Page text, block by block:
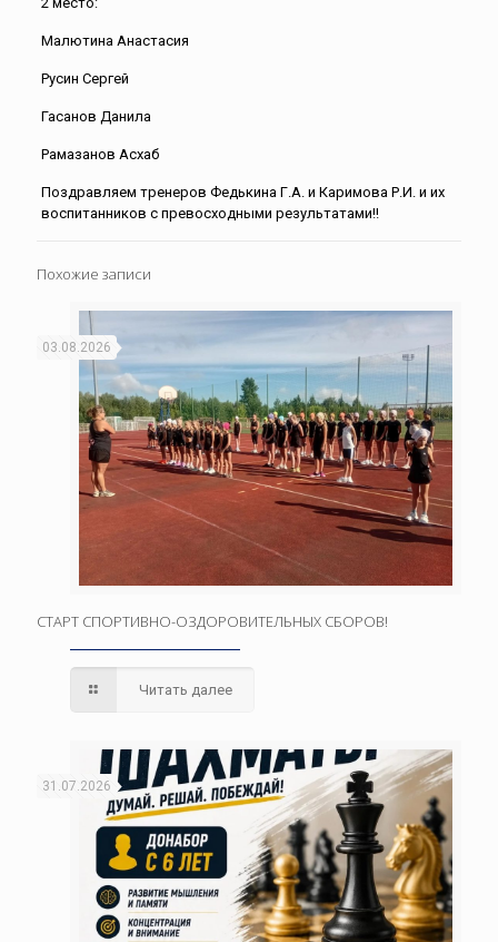
Малютина Анастасия
Русин Сергей
Гасанов Данила
Рамазанов Асхаб
Поздравляем тренеров Федькина Г.А. и Каримова Р.И. и их
воспитанников с превосходными результатами!!
Похожие записи
03.08.2026
СТАРТ СПОРТИВНО-ОЗДОРОВИТЕЛЬНЫХ СБОРОВ!
Читать далее
31.07.2026